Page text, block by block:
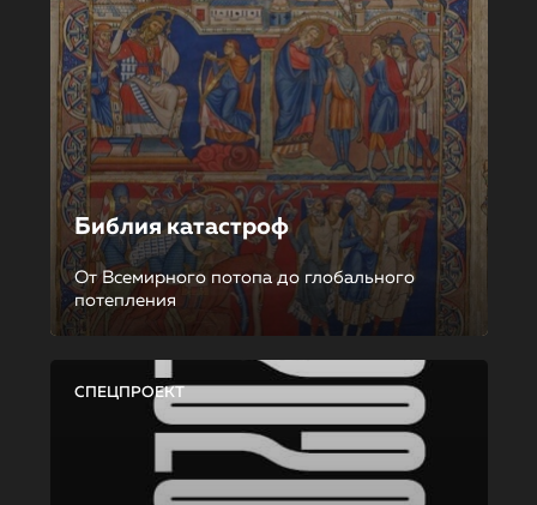
Библия катастроф
От Всемирного потопа до глобального
потепления
СПЕЦПРОЕКТ